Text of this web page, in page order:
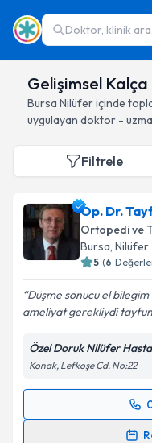
Doktor, klinik
Gelişimsel
Bursa Nilüferiçinde
uygulayan doktor -
Filtrele
Op. Dr.
Ortopedi ve
Bursa, Nilüfer
5 (6
Düşme sonucu el bilegim
ameliyat gerekliydi
Özel Doruk Nilüfer
Konak, Lefkoşe Cd. No:22
Randevu